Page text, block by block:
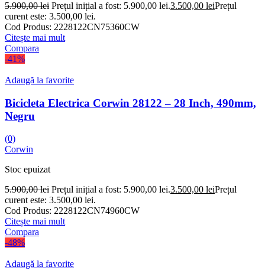
5.900,00lei Prețul inițial a fost: 5.900,00 lei.3.500,00 leiPrețul
curent este: 3.500,00 lei.
Cod Produs: 2228122CN75360CW
Citește mai mult
Compara
-41%
Adaugă la favorite
Bicicleta Electrica Corwin 28122 – 28 Inch, 490mm,
Negru
(0)
Corwin
Stoc epuizat
5.900,00lei Prețul inițial a fost: 5.900,00 lei.3.500,00 leiPrețul
curent este: 3.500,00 lei.
Cod Produs: 2228122CN74960CW
Citește mai mult
Compara
-48%
Adaugă la favorite